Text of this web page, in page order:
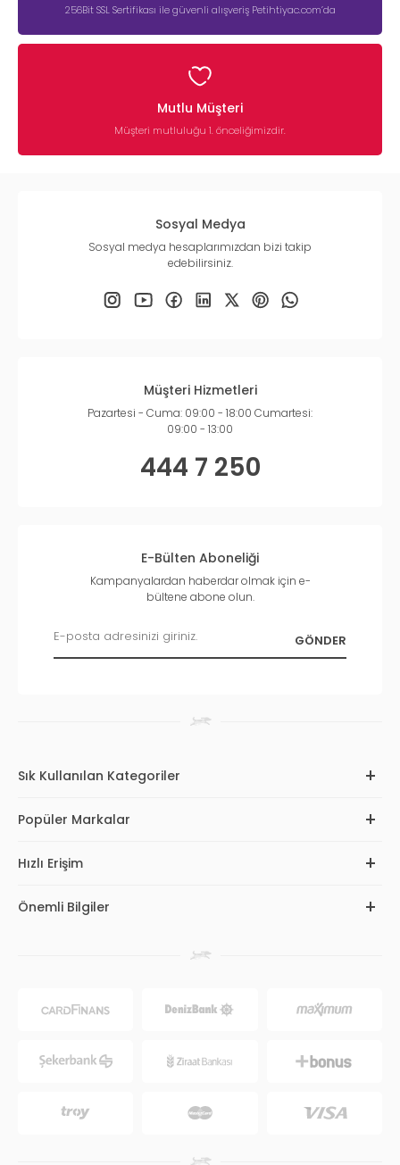
256Bit SSL Sertifikası ile güvenli alışveriş Petihtiyac.com’da
Mutlu Müşteri
Müşteri mutluluğu 1. önceliğimizdir.
Sosyal Medya
Sosyal medya hesaplarımızdan bizi takip
edebilirsiniz.
Müşteri Hizmetleri
Pazartesi - Cuma: 09:00 - 18:00 Cumartesi:
09:00 - 13:00
444 7 250
E-Bülten Aboneliği
Kampanyalardan haberdar olmak için e-
bültene abone olun.
Sık Kullanılan Kategoriler
Popüler Markalar
Hızlı Erişim
Önemli Bilgiler